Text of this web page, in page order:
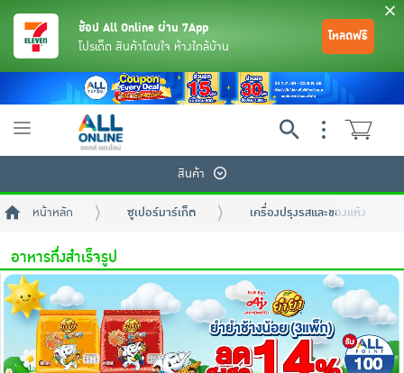
ย้อนกลับ
ย้อนกลับ
ย้อนกลับ
ย้อนกลับ
ย้อนกลับ
ย้อนกลับ
ย้อนกลับ
ย้อนกลับ
ย้อนกลับ
ย้อนกลับ
ย้อนกลับ
ช้อป All Online ผ่าน 7App
โปรเด็ด สินค้าโดนใจ ห้างใกล้บ้าน
โหลดฟรี
Toggle
สินค้า
หน้าหลัก ซูเปอร์มาร์เก็ต เครื่องปรุงรสและของแห้ง
อาหารกึ่งสำเร็จรูป